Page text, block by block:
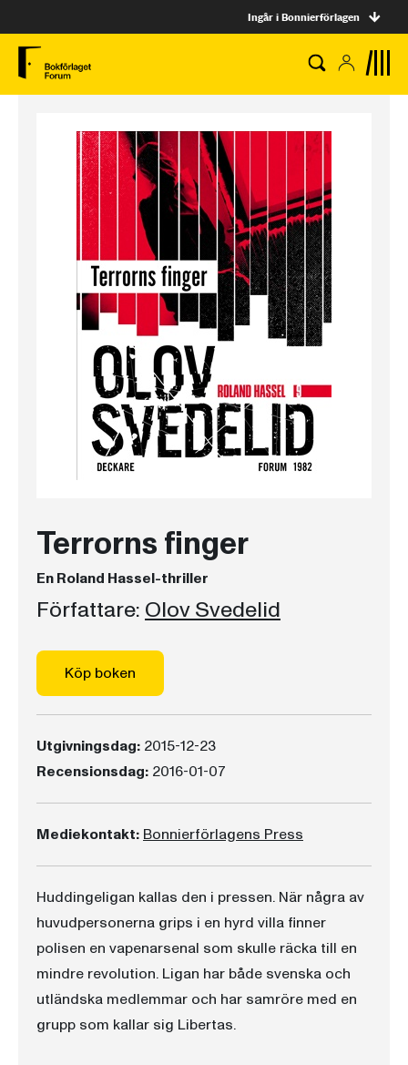
Ingår i Bonnierförlagen
Terrorns finger
En Roland Hassel-thriller
Författare: Olov Svedelid
Köp boken
Utgivningsdag: 2015-12-23
Recensionsdag: 2016-01-07
Mediekontakt: Bonnierförlagens Press
Huddingeligan kallas den i pressen. När några av
huvudpersonerna grips i en hyrd villa finner
polisen en vapenarsenal som skulle räcka till en
mindre revolution. Ligan har både svenska och
utländska medlemmar och har samröre med en
grupp som kallar sig Libertas.